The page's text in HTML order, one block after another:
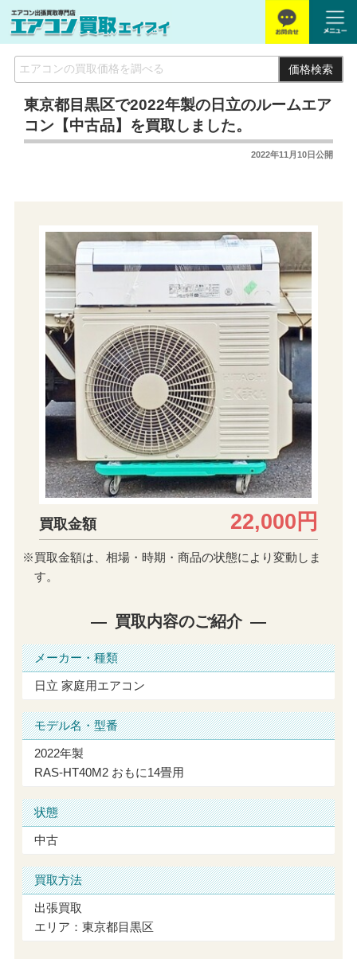
価格検索
東京都目黒区で2022年製の日立のルームエア
コン【中古品】を買取しました。
2022年11月10日公開
買取金額 22,000円
※買取金額は、相場・時期・商品の状態により変動しま
す。
買取内容のご紹介
メーカー・種類
日立 家庭用エアコン
モデル名・型番
2022年製
RAS-HT40M2 おもに14畳用
状態
中古
買取方法
出張買取
エリア：東京都目黒区